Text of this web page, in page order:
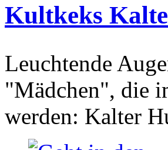
Kultkeks
Leuchtende
"Mädchen", die
werden: Kalter